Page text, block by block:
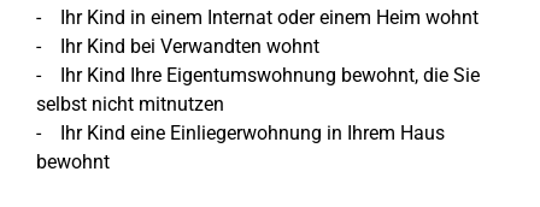
- Ihr Kind in einem Internat oder einem Heim wohnt
- Ihr Kind bei Verwandten wohnt
- Ihr Kind Ihre Eigentumswohnung bewohnt, die Sie
selbst nicht mitnutzen
- Ihr Kind eine Einliegerwohnung in Ihrem Haus
bewohnt